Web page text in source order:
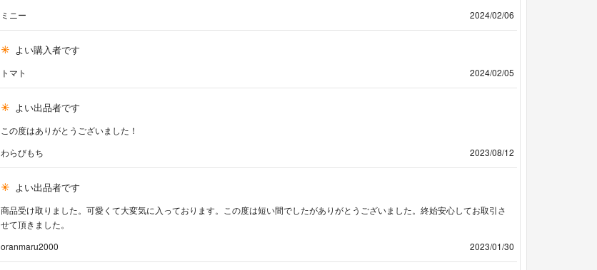
ミニー
2024/02/06
よい購入者です
トマト 2024/02/05
よい出品者です
この度はありがとうございました！
わらびもち
2023/08/12
よい出品者です
商品受け取りました。可愛くて大変気に入っております。この度は短い間でしたがありがとうございました。終始安心してお取引さ
せて頂きました。
oranmaru2000
2023/01/30